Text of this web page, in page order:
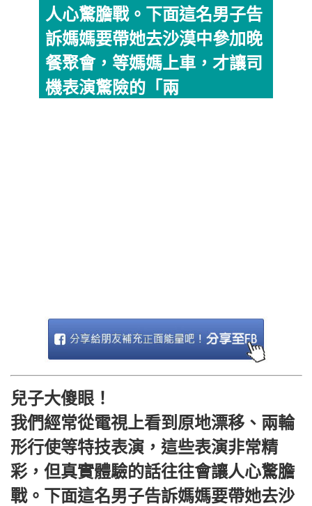
人心驚膽戰。下面這名男子告
訴媽媽要帶她去沙漠中參加晚
餐聚會，等媽媽上車，才讓司
機表演驚險的「兩
兒子大傻眼！
我們經常從電視上看到原地漂移、兩輪
形行使等特技表演，這些表演非常精
彩，但真實體驗的話往往會讓人心驚膽
戰。下面這名男子告訴媽媽要帶她去沙